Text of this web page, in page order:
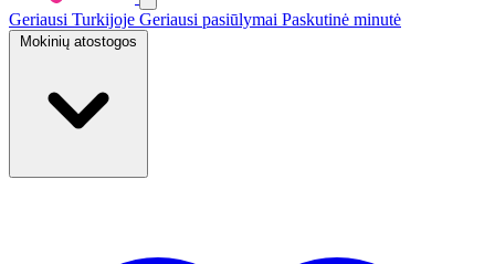
Geriausi Turkijoje Geriausi pasiūlymai Paskutinė minutė
Mokinių atostogos